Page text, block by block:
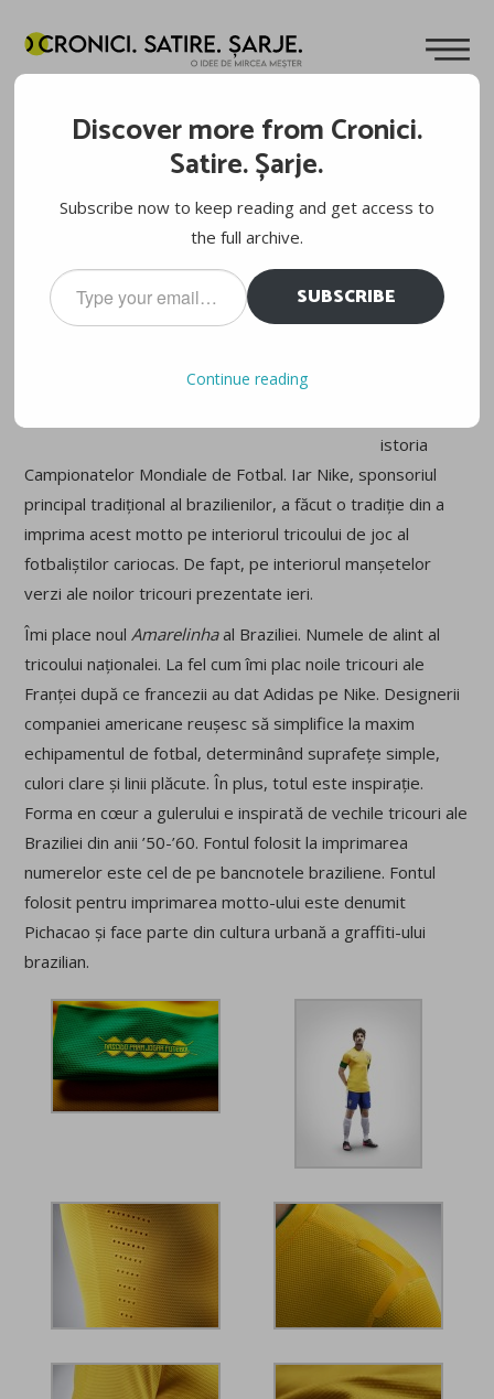
Cuvinte de Mircea Meșter 04.02.2012
Este
Naționalei
Braziliei.
Echipa cu
istoria
Campionatelor Mondiale de Fotbal. Iar Nike, sponsoriul
principal tradițional al brazilienilor, a făcut o tradiție din a
imprima acest motto pe interiorul tricoului de joc al
fotbaliștilor cariocas. De fapt, pe interiorul manșetelor
verzi ale noilor tricouri prezentate ieri.
Îmi place noul Amarelinhaal Braziliei. Numele de alint al
tricoului naționalei. La fel cum îmi plac noile tricouri ale
Franței după ce francezii au dat Adidas pe Nike. Designerii
companiei americane reușesc să simplifice la maxim
echipamentul de fotbal, determinând suprafețe simple,
culori clare și liniiplăcute. În plus, totul este inspirație.
Forma en cœur a gulerului e inspirată de vechile tricouri ale
Braziliei din anii ’50-’60. Fontul folosit la imprimarea
numerelor este cel de pe bancnotele braziliene. Fontul
folosit pentru imprimarea motto-ului este denumit
Pichacao și face parte din cultura urbană a graffiti-ului
brazilian.
Discover more from Cronici.
Satire. Șarje.
Subscribe now to keep reading and get access to
the full archive.
Type
your
email…
SUBSCRIBE
Continue reading